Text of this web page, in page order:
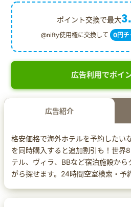
ポイント交換で最大
@nifty使用権に交換して 0円チ
広告利用でポイ
広告紹介
格安価格で海外ホテルを予約したい
を同時購入すると追加割引も！世
テル、ヴィラ、BBなど宿泊施設か
がら探せます。24時間空室検索・予